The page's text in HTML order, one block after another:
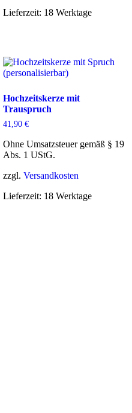
Lieferzeit: 18 Werktage
Hochzeitskerze mit
Trauspruch
41,90 €
Ohne Umsatzsteuer gemäß § 19
Abs. 1 UStG.
zzgl. Versandkosten
Lieferzeit: 18 Werktage